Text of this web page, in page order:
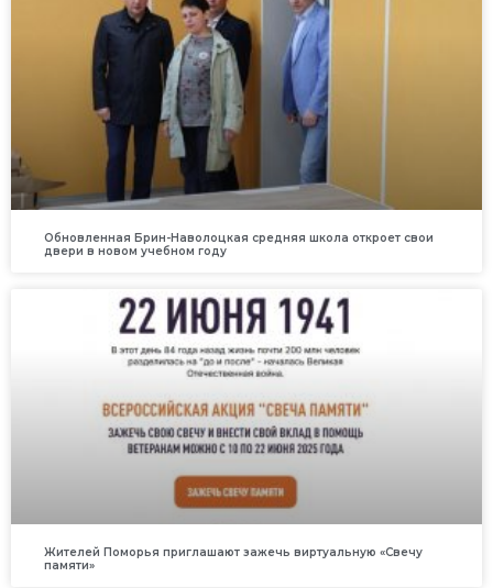
Обновленная Брин-Наволоцкая средняя школа откроет свои
двери в новом учебном году
Жителей Поморья приглашают зажечь виртуальную «Свечу
памяти»